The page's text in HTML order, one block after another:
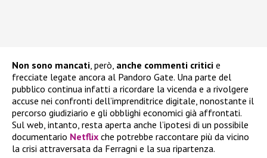
Non sono mancati , però, anche commenti critici e
frecciate legate ancora al Pandoro Gate. Una parte del
pubblico continua infatti a ricordare la vicenda e a rivolgere
accuse nei confronti dell’imprenditrice digitale, nonostante il
percorso giudiziario e gli obblighi economici già affrontati.
Sul web, intanto, resta aperta anche l’ipotesi di un possibile
documentario Netflix che potrebbe raccontare più da vicino
la crisi attraversata da Ferragni e la sua ripartenza.